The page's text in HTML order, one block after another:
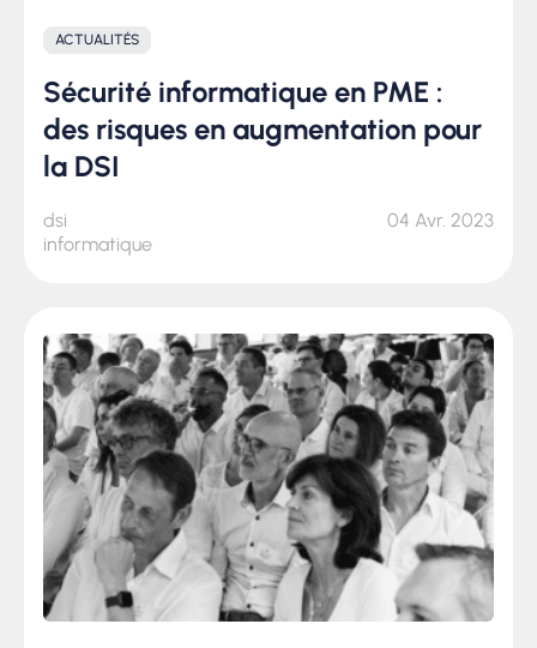
ACTUALITÉS
Sécurité informatique en PME :
des risques en augmentation pour
la DSI
dsi
informatique
04 Avr. 2023